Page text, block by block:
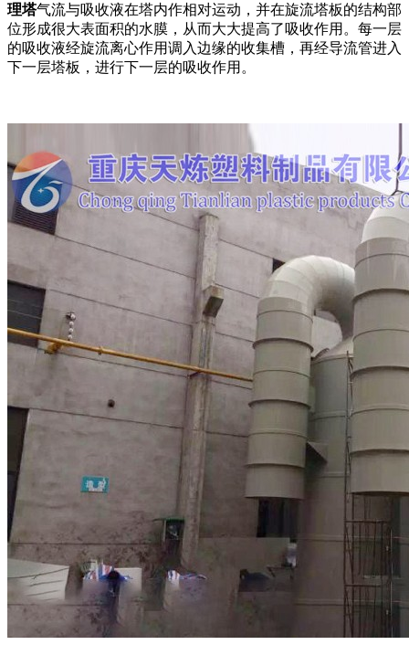
理塔气流与吸收液在塔内作相对运动，并在旋流塔板的结构部
位形成很大表面积的水膜，从而大大提高了吸收作用。每一层
的吸收液经旋流离心作用调入边缘的收集槽，再经导流管进入
下一层塔板，进行下一层的吸收作用。